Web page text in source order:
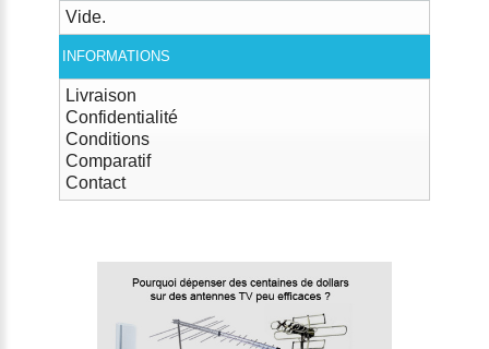
Vide.
INFORMATIONS
Livraison
Confidentialité
Conditions
Comparatif
Contact